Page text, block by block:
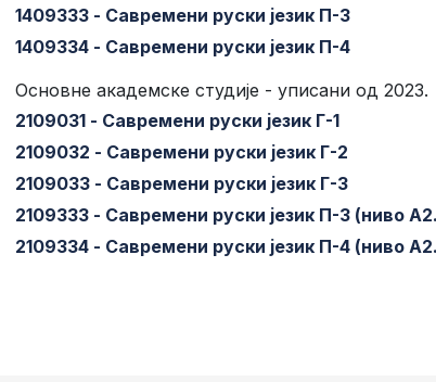
1409333 - Савремени руски језик П-3
1409334 - Савремени руски језик П-4
Основне академске студије - уписани од 2023.
2109031 - Савремени руски језик Г-1
2109032 - Савремени руски језик Г-2
2109033 - Савремени руски језик Г-3
2109333 - Савремени руски језик П-3 (ниво
2109334 - Савремени руски језик П-4 (ниво